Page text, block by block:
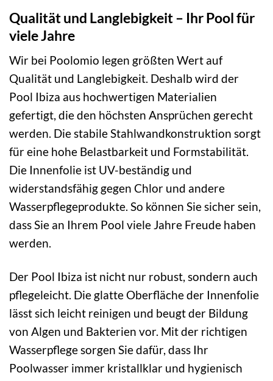
Qualität und Langlebigkeit – Ihr Pool für
viele Jahre
Wir bei Poolomio legen größten Wert auf
Qualität und Langlebigkeit. Deshalb wird der
Pool Ibiza aus hochwertigen Materialien
gefertigt, die den höchsten Ansprüchen gerecht
werden. Die stabile Stahlwandkonstruktion sorgt
für eine hohe Belastbarkeit und Formstabilität.
Die Innenfolie ist UV-beständig und
widerstandsfähig gegen Chlor und andere
Wasserpflegeprodukte. So können Sie sicher sein,
dass Sie an Ihrem Pool viele Jahre Freude haben
werden.
Der Pool Ibiza ist nicht nur robust, sondern auch
pflegeleicht. Die glatte Oberfläche der Innenfolie
lässt sich leicht reinigen und beugt der Bildung
von Algen und Bakterien vor. Mit der richtigen
Wasserpflege sorgen Sie dafür, dass Ihr
Poolwasser immer kristallklar und hygienisch